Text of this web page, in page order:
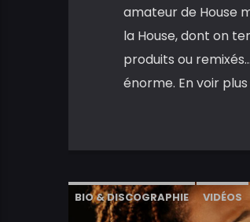
amateur de House
la House, dont on
produits ou
énorme. En voir
BIO & DISCOGRAPHIE VIDÉOS